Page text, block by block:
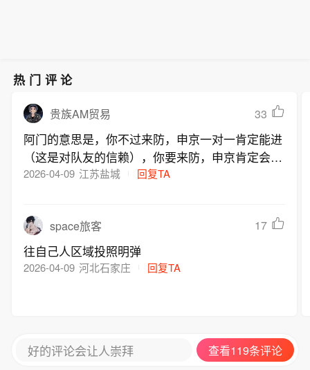
热门评论
贵族AM贸易 33
阿门的意思是，你不过来防，申京一对一肯定能进
（这是对队友的信赖），你要来防，申京肯定会传
球，我就有机会扣篮，这话不假，表面上帮了对
2026-04-09 江苏盐城 回复TA
space旅客 17
往自己人区域投照明弹
2026-04-09 河北石家庄 回复TA
好的评论会让人崇拜 查看119条评论